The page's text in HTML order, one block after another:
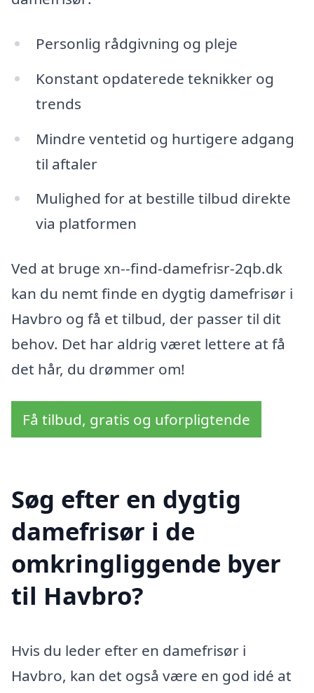
Personlig rådgivning og pleje
Konstant opdaterede teknikker og
trends
Mindre ventetid og hurtigere adgang
til aftaler
Mulighed for at bestille tilbud direkte
via platformen
Ved at bruge xn--find-damefrisr-2qb.dk
kan du nemt finde en dygtig damefrisør i
Havbro og få et tilbud, der passer til dit
behov. Det har aldrig været lettere at få
det hår, du drømmer om!
Få tilbud, gratis og uforpligtende
Søg efter en dygtig
damefrisør i de
omkringliggende byer
til Havbro?
Hvis du leder efter en damefrisør i
Havbro, kan det også være en god idé at